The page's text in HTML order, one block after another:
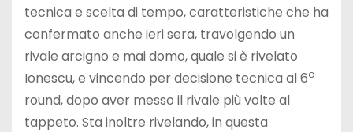
tecnica e scelta di tempo, caratteristiche che ha
confermato anche ieri sera, travolgendo un
rivale arcigno e mai domo, quale si è rivelato
Ionescu, e vincendo per decisione tecnica al 6o
round, dopo aver messo il rivale più volte al
tappeto. Sta inoltre rivelando, in questa